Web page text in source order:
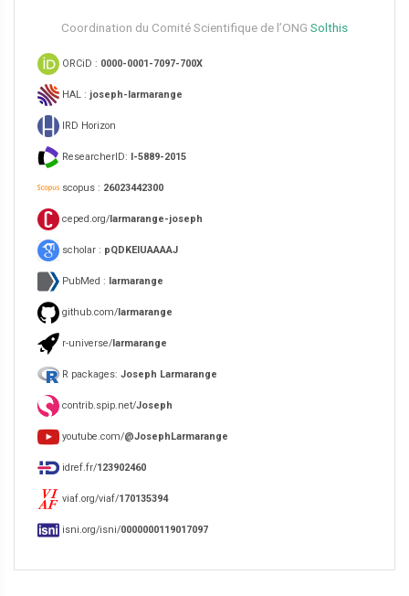
Coordination du Comité Scientifique de l’ONG Solthis
ORCiD : 0000-0001-7097-700X
HAL : joseph-larmarange
IRD Horizon
ResearcherID: I-5889-2015
scopus : 26023442300
ceped.org/larmarange-joseph
scholar : pQDKEIUAAAAJ
PubMed : larmarange
github.com/larmarange
r-universe/larmarange
R packages: Joseph Larmarange
contrib.spip.net/Joseph
youtube.com/@JosephLarmarange
idref.fr/123902460
viaf.org/viaf/170135394
isni.org/isni/0000000119017097